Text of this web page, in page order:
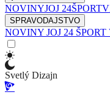
NOVINYJOJ 24ŠPORT
SPRAVODAJSTVO
NOVINY JOJ 24 ŠPORT
Svetlý Dizajn